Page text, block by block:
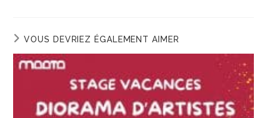
VOUS DEVRIEZ ÉGALEMENT AIMER